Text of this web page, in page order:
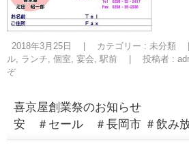
2018年3月25日 カテゴリー : 未分類
ル, ランチ, 個室, 宴会, 駅前 投稿者 :
ぞ
喜京屋創業祭のお知ら
安 ＃セール ＃長岡市 ＃飲み